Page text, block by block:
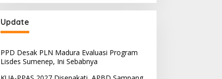
Sampang Dukung
Kaum LGBT
Update
PPD Desak PLN Madura Evaluasi Program
Lisdes Sumenep, Ini Sebabnya